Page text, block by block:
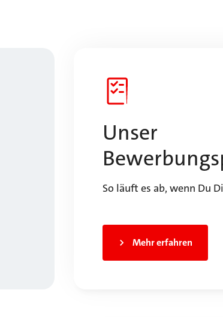
Unser
So läuft es ab, wenn Du
Mehr erfahren